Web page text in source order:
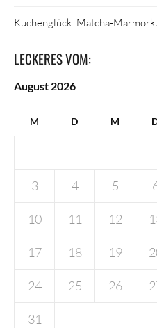
Kuchenglück: Matcha-
LECKERES VOM:
August 2026
M D M
3 4 5
10 11 12
17 18 19
24 25 26
31